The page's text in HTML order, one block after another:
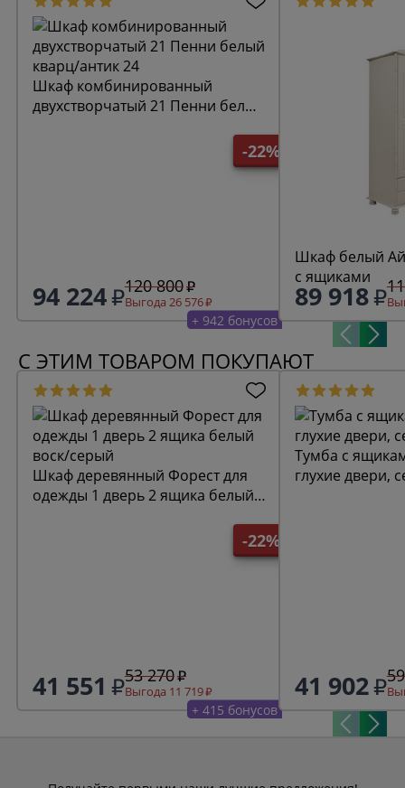
-22%
Шкаф комбинированный
двухстворчатый 21 Пенни белый
94 224 120 800
Выгода 26 576
+ 942 бонусов
Шкаф белый
с ящиками
89 918
С ЭТИМ ТОВАРОМ ПОКУПАЮТ
-22%
Шкаф деревянный Форест для
одежды 1 дверь 2 ящика белый
41 551 53 270
Выгода 11 719
+ 415 бонусов
Тумба с
глухие двери,
41 902